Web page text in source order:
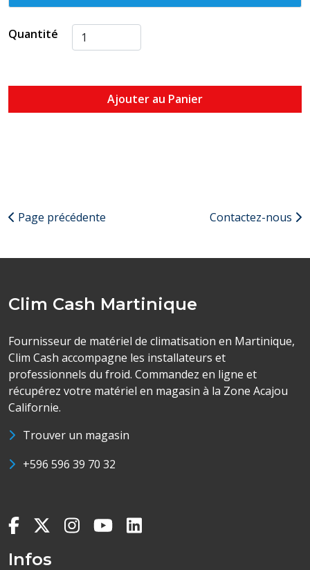
Quantité
Ajouter au Panier
Page précédente Contactez-nous
Clim Cash Martinique
Fournisseur de matériel de climatisation en Martinique,
Clim Cash accompagne les installateurs et
professionnels du froid. Commandez en ligne et
récupérez votre matériel en magasin à la Zone Acajou
Californie.
Trouver un magasin
+596 596 39 70 32
Infos